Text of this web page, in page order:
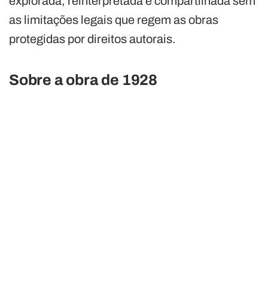
as limitações legais que regem as obras
protegidas por direitos autorais.
Sobre a obra de 1928